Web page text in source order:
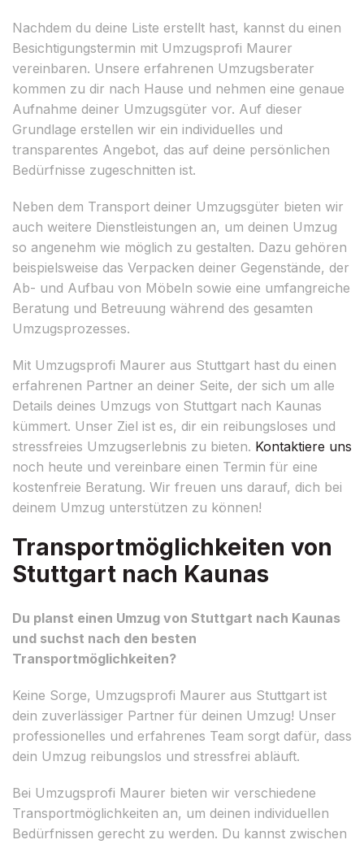
Nachdem du deine Liste erstellt hast, kannst du einen
Besichtigungstermin mit Umzugsprofi Maurer
vereinbaren. Unsere erfahrenen Umzugsberater
kommen zu dir nach Hause und nehmen eine genaue
Aufnahme deiner Umzugsgüter vor. Auf dieser
Grundlage erstellen wir ein individuelles und
transparentes Angebot, das auf deine persönlichen
Bedürfnisse zugeschnitten ist.
Neben dem Transport deiner Umzugsgüter bieten wir
auch weitere Dienstleistungen an, um deinen Umzug
so angenehm wie möglich zu gestalten. Dazu gehören
beispielsweise das Verpacken deiner Gegenstände, der
Ab- und Aufbau von Möbeln sowie eine umfangreiche
Beratung und Betreuung während des gesamten
Umzugsprozesses.
Mit Umzugsprofi Maurer aus Stuttgart hast du einen
erfahrenen Partner an deiner Seite, der sich um alle
Details deines Umzugs von Stuttgart nach Kaunas
kümmert. Unser Ziel ist es, dir ein reibungsloses und
stressfreies Umzugserlebnis zu bieten. Kontaktiere uns
noch heute und vereinbare einen Termin für eine
kostenfreie Beratung. Wir freuen uns darauf, dich bei
deinem Umzug unterstützen zu können!
Transportmöglichkeiten von
Stuttgart nach Kaunas
Du planst einen Umzug von Stuttgart nach Kaunas
und suchst nach den besten
Transportmöglichkeiten?
Keine Sorge, Umzugsprofi Maurer aus Stuttgart ist
dein zuverlässiger Partner für deinen Umzug! Unser
professionelles und erfahrenes Team sorgt dafür, dass
dein Umzug reibungslos und stressfrei abläuft.
Bei Umzugsprofi Maurer bieten wir verschiedene
Transportmöglichkeiten an, um deinen individuellen
Bedürfnissen gerecht zu werden. Du kannst zwischen